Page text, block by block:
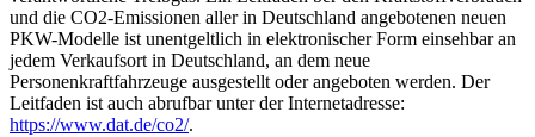
und die CO2-Emissionen aller in Deutschland angebotenen neuen
PKW-Modelle ist unentgeltlich in elektronischer Form einsehbar an
jedem Verkaufsort in Deutschland, an dem neue
Personenkraftfahrzeuge ausgestellt oder angeboten werden. Der
Leitfaden ist auch abrufbar unter der Internetadresse:
https://www.dat.de/co2/.